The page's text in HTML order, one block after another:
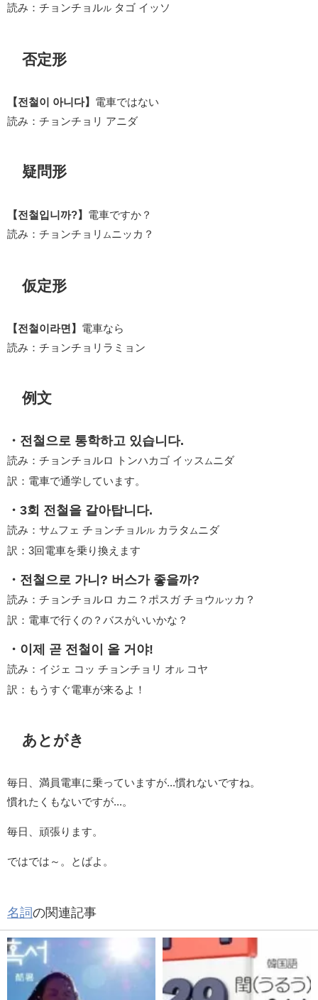
読み：チョンチョルル タゴ イッソ
否定形
【전철이 아니다】 電車ではない
読み：チョンチョリ アニダ
疑問形
【전철입니까?】 電車ですか？
読み：チョンチョリ ム ニッカ？
仮定形
【전철이라면】 電車なら
読み：チョンチョリラミョン
例文
・전철으로 통학하고 있습니다.
読み：チョンチョルロ トンハカゴ イッス ム ニダ
訳：電車で通学しています。
・3회 전철을 갈아탑니다.
読み：サ ムフェ チョンチョルル カラタ ム ニダ
訳：3回電車を乗り換えます
・전철으로 가니? 버스가 좋을까?
読み：チョンチョルロ カニ？ポスガ チョウ ルッカ？
訳：電車で行くの？バスがいいかな？
・이제 곧 전철이 올 거야!
読み：イジェ コッ チョンチョリ オ ル コヤ
訳：もうすぐ電車が来るよ！
あとがき
毎日、満員電車に乗っていますが...慣れないですね。
慣れたくもないですが...。
毎日、頑張ります。
ではでは～。とばよ。
名詞の関連記事